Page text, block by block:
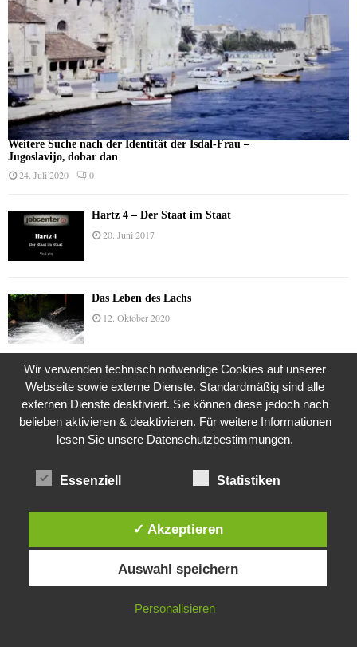
Weitere Suche nach der Identität der Isdal-Frau –
Jugoslavijo, dobar dan
24. Juli 2020 0
Hartz 4 – Der Staat im Staat
20. Juni 2017
Das Leben des Lachs
12. Oktober 2020
Die Geschichte der Kubushäuser
9. Juli 2018
24. November 2015
Die Brexit-Lüge (1/8 Teil)
3. November 2019
Diese Website verwendet Cookies. Durch die weitere Nutzung dieser
Website stimmst du der Verwendung von Cookies zu.
IN ORDNUNG
Wir verwenden technisch notwendige Cookies auf unserer
Webseite sowie externe Dienste. Standardmäßig sind alle
externen Dienste deaktiviert. Sie können diese jedoch nach
belieben aktivieren & deaktivieren. Für weitere Informationen
lesen Sie unsere Datenschutzbestimmungen.
Essenziell Statistiken
✓ Akzeptieren
Auswahl speichern
Personalisieren